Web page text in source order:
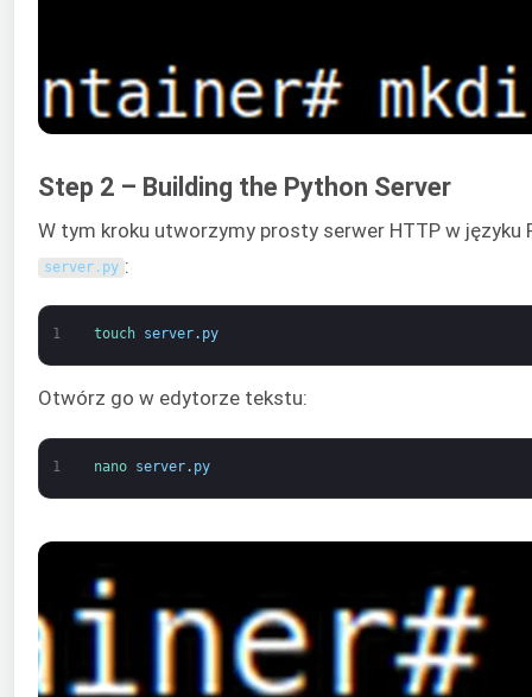
Step 2 – Building the Python Server
W tym kroku utworzymy prosty serwer HTTP w języku
server. py :
1 touch server. py
Otwórz go w edytorze tekstu:
1 nano server. py